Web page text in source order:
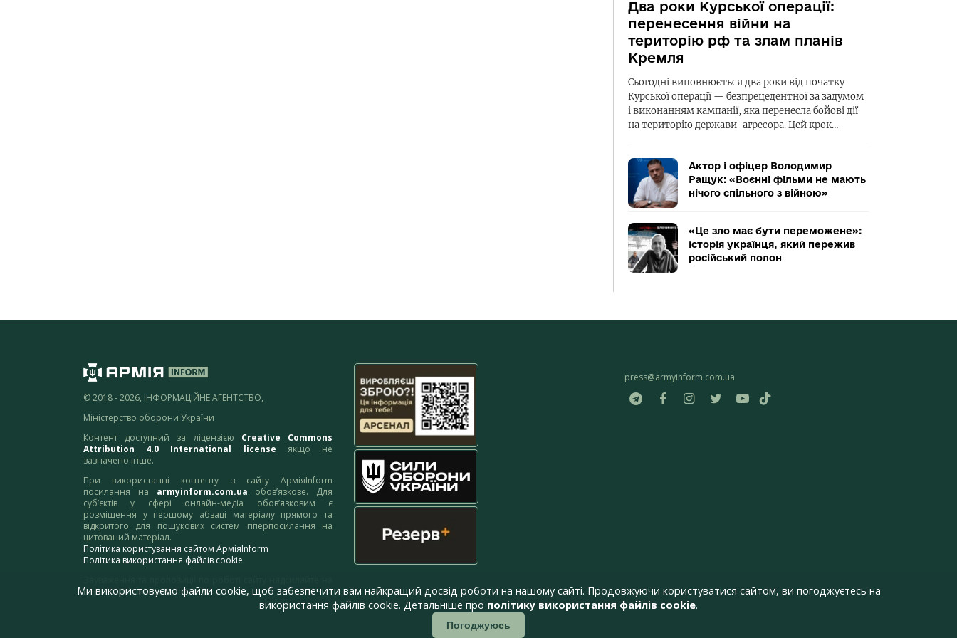
Два роки Курської операції:
перенесення війни на
територію рф та злам планів
Кремля
Сьогодні виповнюється два роки від початку
Курської операції — безпрецедентної за задумом
і виконанням кампанії, яка перенесла бойові дії
на територію держави-агресора. Цей крок…
Актор і офіцер Володимир
Ращук: «Воєнні фільми не мають
нічого спільного з війною»
«Це зло має бути переможене»:
історія українця, який пережив
російський полон
© 2018 - 2026, ІНФОРМАЦІЙНЕ АГЕНТСТВО,
Міністерство оборони України
Контент доступний за ліцензією Creative Commons
Attribution 4.0 International license якщо не
зазначено інше.
При використанні контенту з сайту АрміяInform
посилання на armyinform.com.ua обов’язкове. Для
суб’єктів у сфері онлайн-медіа обов’язковим є
розміщення у першому абзаці матеріалу прямого та
відкритого для пошукових систем гіперпосилання на
цитований матеріал.
Політика користування сайтом АрміяInform
Політика використання файлів cookie
адресу:webmaster@armyinform.com.ua
press@armyinform.com.ua
Ми використовуємо файли cookie, щоб забезпечити вам найкращий досвід роботи на нашому сайті. Продовжуючи користуватися сайтом, ви погоджуєтесь на
використання файлів cookie. Детальніше про політику використання файлів cookie.
Погоджуюсь